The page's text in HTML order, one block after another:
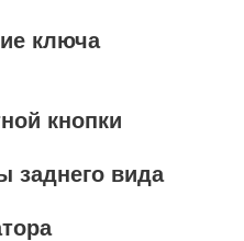
ключа
кнопки
заднего вида